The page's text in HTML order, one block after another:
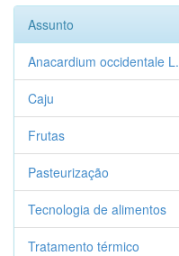
Assunto
Anacardium occidentale L.
Caju
Frutas
Pasteurização
Tecnologia de alimentos
Tratamento térmico